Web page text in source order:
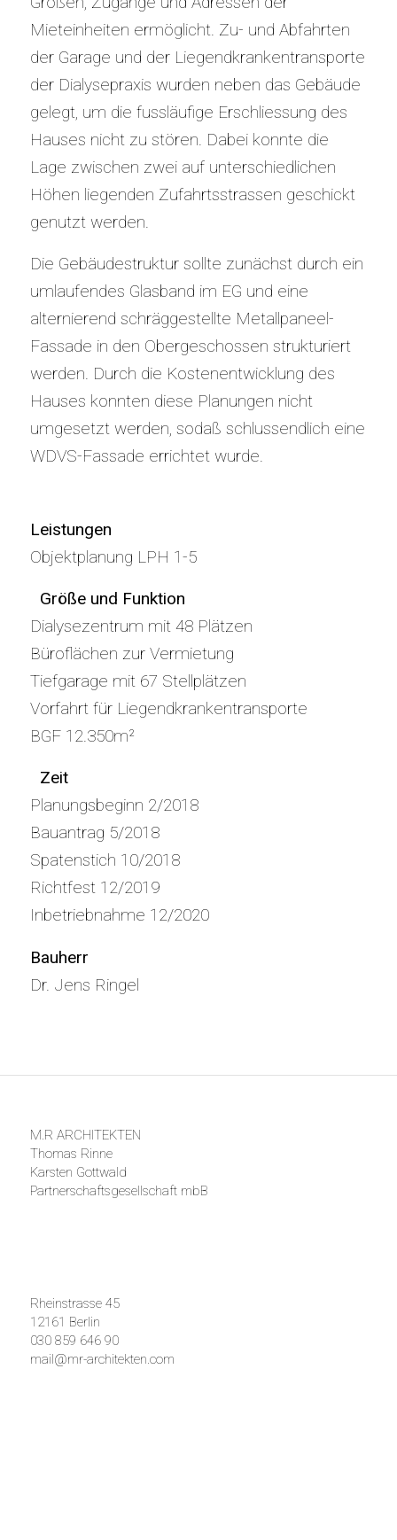
Mieteinheiten ermöglicht. Zu- und Abfahrten
der Garage und der Liegendkrankentransporte
der Dialysepraxis wurden neben das Gebäude
gelegt, um die fussläufige Erschliessung des
Hauses nicht zu stören. Dabei konnte die
Lage zwischen zwei auf unterschiedlichen
Höhen liegenden Zufahrtsstrassen geschickt
genutzt werden.
Die Gebäudestruktur sollte zunächst durch ein
umlaufendes Glasband im EG und eine
alternierend schräggestellte Metallpaneel-
Fassade in den Obergeschossen strukturiert
werden. Durch die Kostenentwicklung des
Hauses konnten diese Planungen nicht
umgesetzt werden, sodaß schlussendlich eine
WDVS-Fassade errichtet wurde.
Leistungen
Objektplanung LPH 1-5
Größe und Funktion
Dialysezentrum mit 48 Plätzen
Büroflächen zur Vermietung
Tiefgarage mit 67 Stellplätzen
Vorfahrt für Liegendkrankentransporte
BGF 12.350m²
Zeit
Planungsbeginn 2/2018
Bauantrag 5/2018
Spatenstich 10/2018
Richtfest 12/2019
Inbetriebnahme 12/2020
Bauherr
Dr. Jens Ringel
M.R ARCHITEKTEN
Thomas Rinne
Karsten Gottwald
Partnerschaftsgesellschaft mbB
Rheinstrasse 45
12161 Berlin
030 859 646 90
mail@mr-architekten.com